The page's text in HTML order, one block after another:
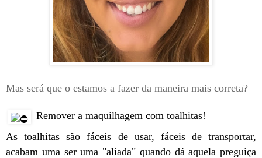
Mas será que o estamos a fazer da maneira mais correta?
️ Remover a maquilhagem com toalhitas!
As toalhitas são fáceis de usar, fáceis de transportar,
acabam uma ser uma "aliada" quando dá aquela preguiça